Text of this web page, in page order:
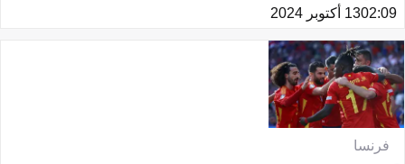
02:0913 أكتوبر 2024
فرنسا